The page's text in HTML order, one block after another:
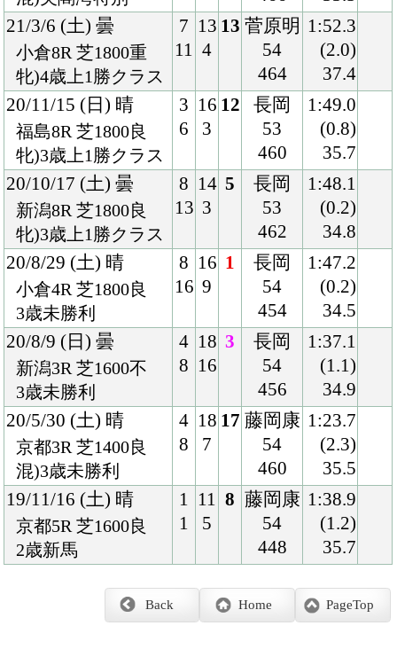
2歳新馬
448 35.7
PageTop
Home
Back
クラブ紹介 入会案内 所属馬情報 お問合せ
個人情報保護方針
アプリケーションプライバシーポリシー
PCサイト